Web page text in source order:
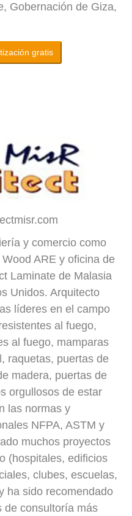
Gobernación de Giza,
gratis
y comercio como
ARE y oficina de
Laminate de Malasia
Unidos. Arquitecto
líderes en el campo
al fuego,
al fuego, mamparas
raquetas, puertas de
madera, puertas de
orgullosos de estar
las normas y
NFPA, ASTM y
muchos proyectos
(hospitales, edificios
clubes, escuelas,
ha sido recomendado
de consultoría más